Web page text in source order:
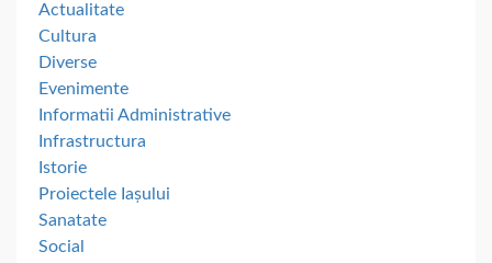
Actualitate
Cultura
Diverse
Evenimente
Informatii Administrative
Infrastructura
Istorie
Proiectele Iașului
Sanatate
Social